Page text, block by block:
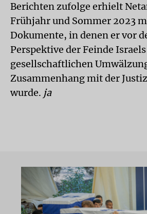
Berichten zufolge erhielt
Frühjahr und Sommer 2023
Dokumente, in denen er vor
Perspektive der Feinde
gesellschaftlichen
Zusammenhang mit der
wurde. ja